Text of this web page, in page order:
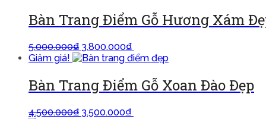
Bàn Trang Điểm Gỗ Hương Xám
5.000.000₫ 3.800.000₫
Giảm giá!
Bàn Trang Điểm Gỗ Xoan Đào Đẹp
4.500.000₫ 3.500.000₫